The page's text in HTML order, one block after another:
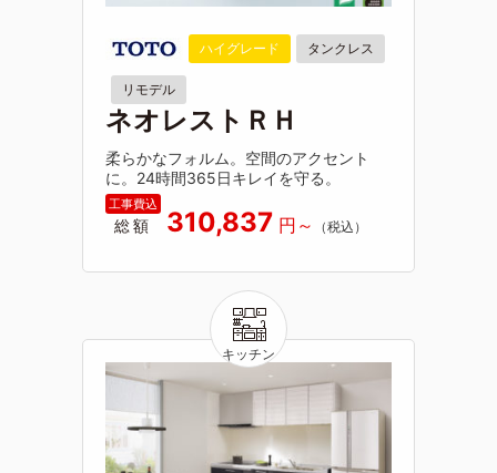
ハイグレード タンクレス
リモデル
ネオレストＲＨ
柔らかなフォルム。空間のアクセント
に。24時間365日キレイを守る。
総額 310,837